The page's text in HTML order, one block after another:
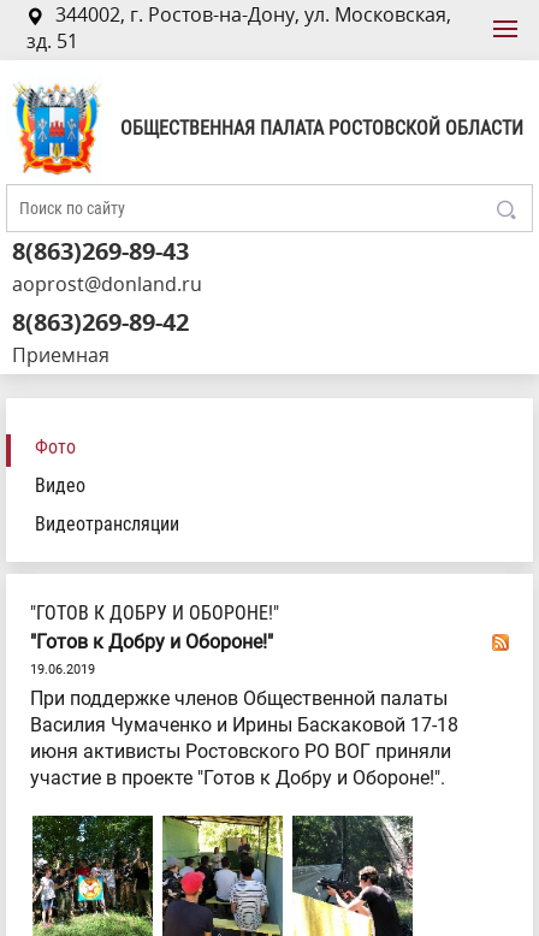
344002, г. Ростов-на-Дону, ул. Московская,
зд. 51
ОБЩЕСТВЕННАЯ ПАЛАТА РОСТОВСКОЙ ОБЛАСТИ
8(863)269-89-43
aoprost@donland.ru
8(863)269-89-42
Приемная
Фото
Видео
Видеотрансляции
"ГОТОВ К ДОБРУ И ОБОРОНЕ!"
"Готов к Добру и Обороне!"
19.06.2019
При поддержке членов Общественной палаты
Василия Чумаченко и Ирины Баскаковой 17-18
июня активисты Ростовского РО ВОГ приняли
участие в проекте "Готов к Добру и Обороне!".